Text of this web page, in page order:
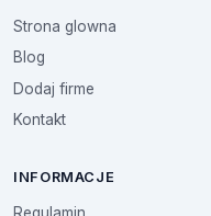
Strona glowna
Blog
Dodaj firme
Kontakt
INFORMACJE